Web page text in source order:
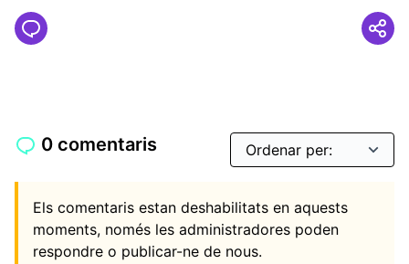
0 comentaris
Els comentaris estan deshabilitats en aquests
moments, només les administradores poden
respondre o publicar-ne de nous.